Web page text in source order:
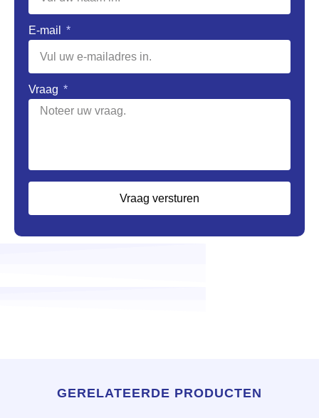
E-mail
Vraag
Vraag versturen
GERELATEERDE PRODUCTEN